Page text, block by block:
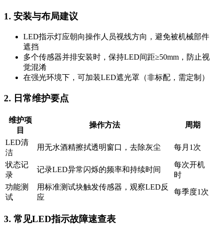
1. 安装与布局建议
LED指示灯应朝向操作人员视线方向，避免被机械部件
遮挡
多个传感器并排安装时，保持LED间距≥50mm，防止视
觉混淆
在强光环境下，可加装LED遮光罩（非标配，需定制）
2. 日常维护要点
维护项
目
操作方法 周期
LED清
洁
用无水酒精擦拭透明窗口，去除灰尘 每月1次
状态记
录
记录LED异常闪烁的频率和持续时间
每次开机
时
功能测
试
用标准测试块触发传感器，观察LED反
应
每季度1次
3. 常见LED指示故障速查表